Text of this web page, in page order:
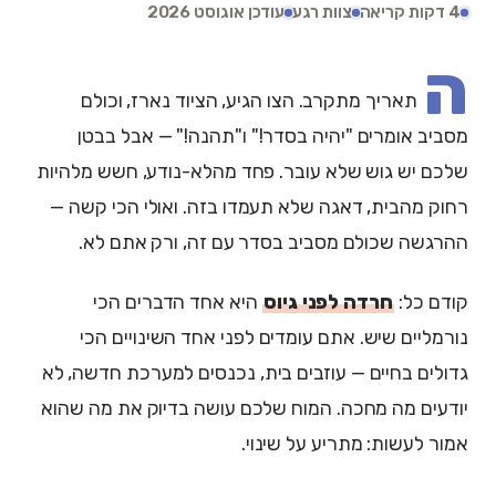
4 דקות קריאה צוות רגע עודכן אוגוסט 2026
ה תאריך מתקרב. הצו הגיע, הציוד נארז, וכולם
מסביב אומרים "יהיה בסדר!" ו"תהנה!" — אבל בבטן
שלכם יש גוש שלא עובר. פחד מהלא-נודע, חשש מלהיות
רחוק מהבית, דאגה שלא תעמדו בזה. ואולי הכי קשה —
ההרגשה שכולם מסביב בסדר עם זה, ורק אתם לא.
קודם כל: חרדה לפני גיוס היא אחד הדברים הכי
נורמליים שיש. אתם עומדים לפני אחד השינויים הכי
גדולים בחיים — עוזבים בית, נכנסים למערכת חדשה, לא
יודעים מה מחכה. המוח שלכם עושה בדיוק את מה שהוא
אמור לעשות: מתריע על שינוי.